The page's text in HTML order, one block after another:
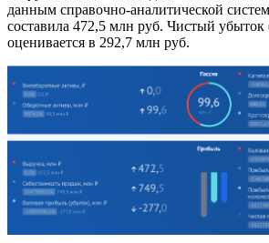
данным справочно-аналитической
составила 472,5 млн руб. Чистый убыток
оценивается в 292,7 млн руб.